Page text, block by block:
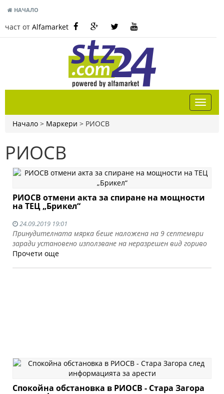
НАЧАЛО
част от Alfamarket
Начало > Маркери > РИОСВ
РИОСВ
РИОСВ отмени акта за спиране на мощности
на ТЕЦ „Брикел“
24.09.2019 19:01
Принудителната мярка беше наложена на 9 септември
заради установено използване на неразрешен вид гориво
Прочети още
Спокойна обстановка в РИОСВ - Стара Загора